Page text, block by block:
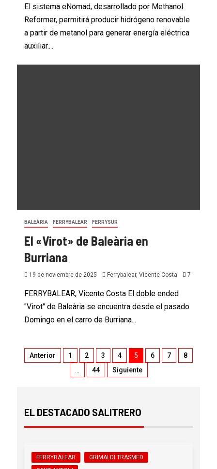
El sistema eNomad, desarrollado por Methanol
Reformer, permitirá producir hidrógeno renovable
a partir de metanol para generar energía eléctrica
auxiliar....
BALEÀRIA FERRYBALEAR FERRYSUR
El «Virot» de Baleària en
Burriana
19 de noviembre de 2025 Ferrybalear, Vicente Costa 7
FERRYBALEAR, Vicente Costa El doble ended
"Virot" de Baleària se encuentra desde el pasado
Domingo en el carro de Burriana...
Anterior 1 2 3 4 5 6 7
8
44 Siguiente
EL DESTACADO SALITRERO
FERRYBALEAR
GRIMALDI TRASMED